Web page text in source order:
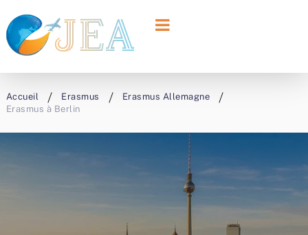
Accueil Erasmus
Erasmus Allemagne
Erasmus à Berlin